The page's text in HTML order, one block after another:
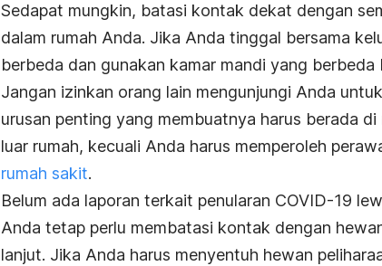
Sedapat mungkin, batasi kontak dekat dengan
dalam rumah Anda. Jika Anda tinggal bersama
berbeda dan gunakan kamar mandi yang berbeda
Jangan izinkan orang lain mengunjungi Anda
urusan penting yang membuatnya harus berada
luar rumah, kecuali Anda harus memperoleh
rumah sakit.
Belum ada laporan terkait penularan COVID-19
Anda tetap perlu membatasi kontak dengan
lanjut. Jika Anda harus menyentuh hewan